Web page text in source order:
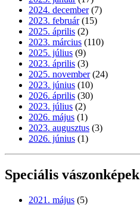
2024. december (7)
2023. február (15)
2025. április (2)
2023. március (110)
2025. július (9)
2023. április (3)
2025. november (24)
2023. június (10)
2026. április (30)
2023. július (2)
2026. május (1)
2023. augusztus (3)
2026. június (1)
Speciális vászonképek
2021. május (5)